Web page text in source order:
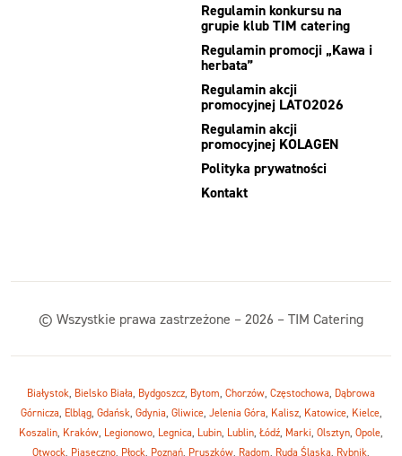
Regulamin konkursu na
grupie klub TIM catering
Regulamin promocji „Kawa i
herbata”
Regulamin akcji
promocyjnej LATO2026
Regulamin akcji
promocyjnej KOLAGEN
Polityka prywatności
Kontakt
© Wszystkie prawa zastrzeżone – 2026 – TIM Catering
Białystok, Bielsko Biała, Bydgoszcz, Bytom, Chorzów, Częstochowa, Dąbrowa
Górnicza, Elbląg, Gdańsk, Gdynia, Gliwice, Jelenia Góra, Kalisz, Katowice, Kielce,
Koszalin, Kraków, Legionowo, Legnica, Lubin, Lublin, Łódź, Marki, Olsztyn, Opole,
Otwock, Piaseczno, Płock, Poznań, Pruszków, Radom, Ruda Śląska, Rybnik,